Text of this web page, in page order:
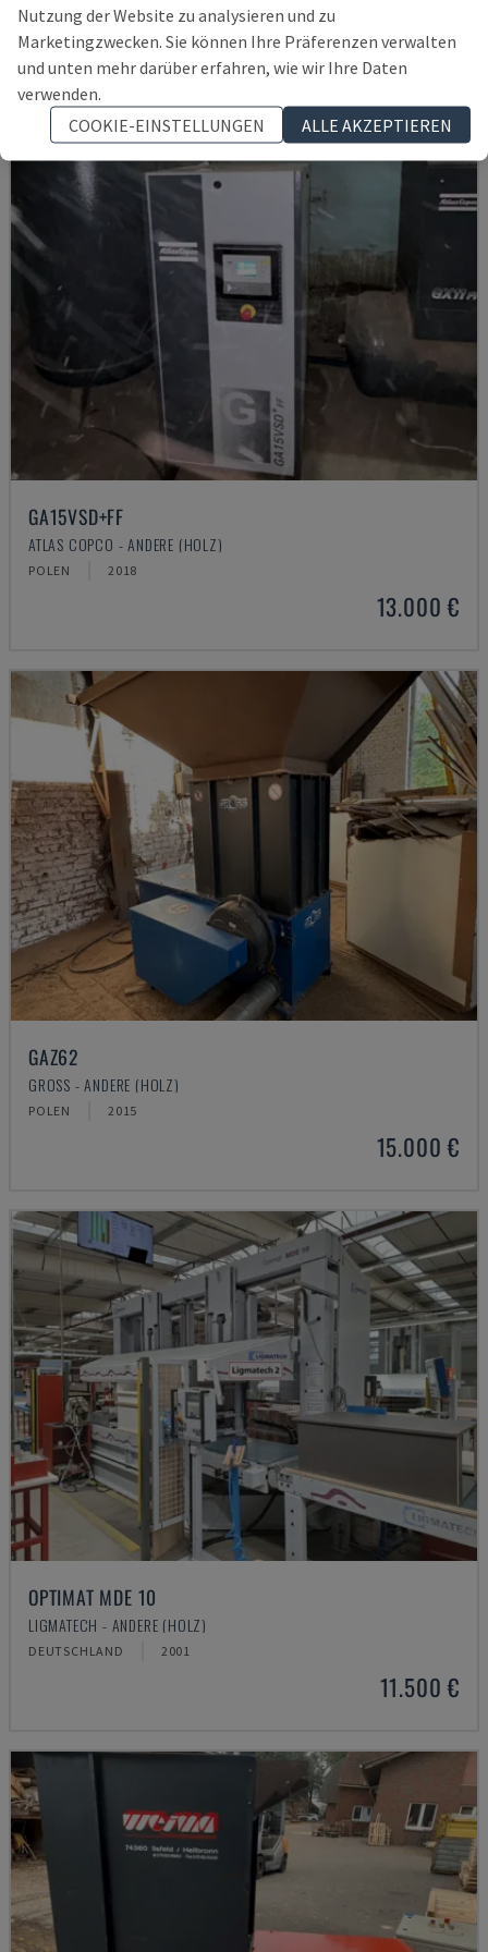
57.000 €
GA15VSD+FF
ATLAS COPCO - ANDERE (HOLZ)
POLEN 2018
13.000 €
GAZ62
GROSS - ANDERE (HOLZ)
POLEN 2015
15.000 €
OPTIMAT MDE 10
LIGMATECH - ANDERE (HOLZ)
DEUTSCHLAND 2001
11.500 €
Nutzung der Website zu analysieren und zu
Marketingzwecken. Sie können Ihre Präferenzen verwalten
und unten mehr darüber erfahren, wie wir Ihre Daten
verwenden.
COOKIE-EINSTELLUNGEN
ALLE AKZEPTIEREN